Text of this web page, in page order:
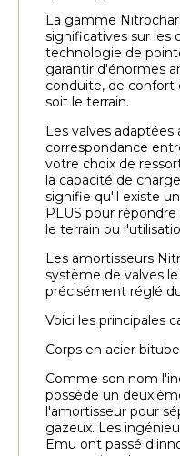
La gamme
significatives sur les
technologie de
garantir d'énormes
conduite, de confort
soit le terrain.
Les valves adaptées
correspondance
votre choix de
la capacité de
signifie qu'il existe
PLUS pour
le terrain ou
Les amortisseurs
système de valves
précisément réglé
Voici les principales
Corps en acier bitube
Comme son nom
possède un
l'amortisseur pour
gazeux. Les
Emu ont passé